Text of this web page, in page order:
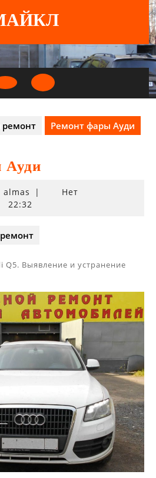
Кнопка
ремонт Ремонт фары Ауди
Ауди
almas |
Нет
22:32
Выявление и устранение